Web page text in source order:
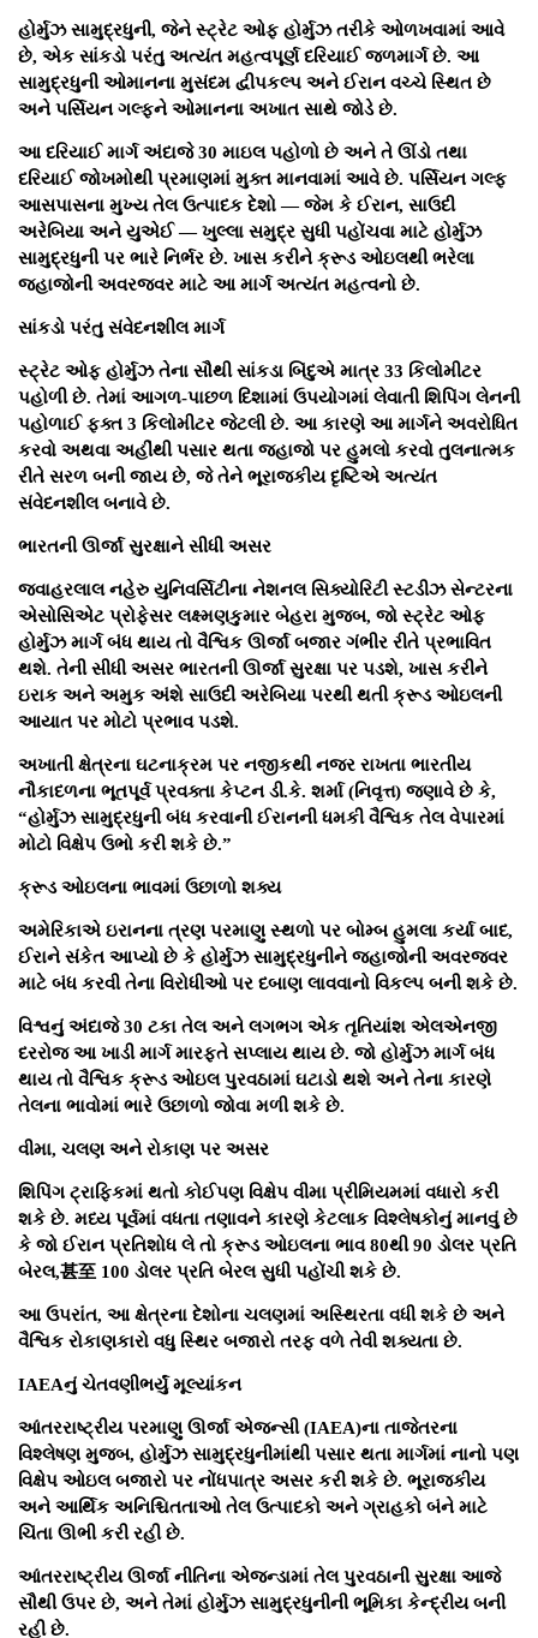
હોર્મુઝ સામુદ્રધુની, જેને સ્ટ્રેટ ઓફ હોર્મુઝ તરીકે ઓળખવામાં આવે
છે, એક સાંકડો પરંતુ અત્યંત મહત્વપૂર્ણ દરિયાઈ જળમાર્ગ છે. આ
સામુદ્રધુની ઓમાનના મુસંદમ દ્વીપકલ્પ અને ઈરાન વચ્ચે સ્થિત છે
અને પર્સિયન ગલ્ફને ઓમાનના અખાત સાથે જોડે છે.
આ દરિયાઈ માર્ગ અંદાજે 30 માઇલ પહોળો છે અને તે ઊંડો તથા
દરિયાઈ જોખમોથી પ્રમાણમાં મુક્ત માનવામાં આવે છે. પર્સિયન ગલ્ફ
આસપાસના મુખ્ય તેલ ઉત્પાદક દેશો — જેમ કે ઈરાન, સાઉદી
અરેબિયા અને યુએઈ — ખુલ્લા સમુદ્ર સુધી પહોંચવા માટે હોર્મુઝ
સામુદ્રધુની પર ભારે નિર્ભર છે. ખાસ કરીને ક્રૂડ ઓઇલથી ભરેલા
જહાજોની અવરજવર માટે આ માર્ગ અત્યંત મહત્વનો છે.
સાંકડો પરંતુ સંવેદનશીલ માર્ગ
સ્ટ્રેટ ઓફ હોર્મુઝ તેના સૌથી સાંકડા બિંદુએ માત્ર 33 કિલોમીટર
પહોળી છે. તેમાં આગળ-પાછળ દિશામાં ઉપયોગમાં લેવાતી શિપિંગ લેનની
પહોળાઈ ફક્ત 3 કિલોમીટર જેટલી છે. આ કારણે આ માર્ગને અવરોધિત
કરવો અથવા અહીંથી પસાર થતા જહાજો પર હુમલો કરવો તુલનાત્મક
રીતે સરળ બની જાય છે, જે તેને ભૂરાજકીય દૃષ્ટિએ અત્યંત
સંવેદનશીલ બનાવે છે.
ભારતની ઊર્જા સુરક્ષાને સીધી અસર
જવાહરલાલ નહેરુ યુનિવર્સિટીના નેશનલ સિક્યોરિટી સ્ટડીઝ સેન્ટરના
એસોસિએટ પ્રોફેસર લક્ષ્મણકુમાર બેહરા મુજબ, જો સ્ટ્રેટ ઓફ
હોર્મુઝ માર્ગ બંધ થાય તો વૈશ્વિક ઊર્જા બજાર ગંભીર રીતે પ્રભાવિત
થશે. તેની સીધી અસર ભારતની ઊર્જા સુરક્ષા પર પડશે, ખાસ કરીને
ઇરાક અને અમુક અંશે સાઉદી અરેબિયા પરથી થતી ક્રૂડ ઓઇલની
આયાત પર મોટો પ્રભાવ પડશે.
અખાતી ક્ષેત્રના ઘટનાક્રમ પર નજીકથી નજર રાખતા ભારતીય
નૌકાદળના ભૂતપૂર્વ પ્રવક્તા કેપ્ટન ડી.કે. શર્મા (નિવૃત્ત) જણાવે છે કે,
“હોર્મુઝ સામુદ્રધુની બંધ કરવાની ઈરાનની ધમકી વૈશ્વિક તેલ વેપારમાં
મોટો વિક્ષેપ ઉભો કરી શકે છે.”
ક્રૂડ ઓઇલના ભાવમાં ઉછાળો શક્ય
અમેરિકાએ ઇરાનના ત્રણ પરમાણુ સ્થળો પર બોમ્બ હુમલા કર્યા બાદ,
ઈરાને સંકેત આપ્યો છે કે હોર્મુઝ સામુદ્રધુનીને જહાજોની અવરજવર
માટે બંધ કરવી તેના વિરોધીઓ પર દબાણ લાવવાનો વિકલ્પ બની શકે છે.
વિશ્વનું અંદાજે 30 ટકા તેલ અને લગભગ એક તૃતિયાંશ એલએનજી
દરરોજ આ ખાડી માર્ગ મારફતે સપ્લાય થાય છે. જો હોર્મુઝ માર્ગ બંધ
થાય તો વૈશ્વિક ક્રૂડ ઓઇલ પુરવઠામાં ઘટાડો થશે અને તેના કારણે
તેલના ભાવોમાં ભારે ઉછાળો જોવા મળી શકે છે.
વીમા, ચલણ અને રોકાણ પર અસર
શિપિંગ ટ્રાફિકમાં થતો કોઈપણ વિક્ષેપ વીમા પ્રીમિયમમાં વધારો કરી
શકે છે. મધ્ય પૂર્વમાં વધતા તણાવને કારણે કેટલાક વિશ્લેષકોનું માનવું છે
કે જો ઈરાન પ્રતિશોધ લે તો ક્રૂડ ઓઇલના ભાવ 80થી 90 ડોલર પ્રતિ
બેરલ,甚至 100 ડોલર પ્રતિ બેરલ સુધી પહોંચી શકે છે.
આ ઉપરાંત, આ ક્ષેત્રના દેશોના ચલણમાં અસ્થિરતા વધી શકે છે અને
વૈશ્વિક રોકાણકારો વધુ સ્થિર બજારો તરફ વળે તેવી શક્યતા છે.
IAEAનું ચેતવણીભર્યું મૂલ્યાંકન
આંતરરાષ્ટ્રીય પરમાણુ ઊર્જા એજન્સી (IAEA)ના તાજેતરના
વિશ્લેષણ મુજબ, હોર્મુઝ સામુદ્રધુનીમાંથી પસાર થતા માર્ગમાં નાનો પણ
વિક્ષેપ ઓઇલ બજારો પર નોંધપાત્ર અસર કરી શકે છે. ભૂરાજકીય
અને આર્થિક અનિશ્ચિતતાઓ તેલ ઉત્પાદકો અને ગ્રાહકો બંને માટે
ચિંતા ઊભી કરી રહી છે.
આંતરરાષ્ટ્રીય ઊર્જા નીતિના એજન્ડામાં તેલ પુરવઠાની સુરક્ષા આજે
સૌથી ઉપર છે, અને તેમાં હોર્મુઝ સામુદ્રધુનીની ભૂમિકા કેન્દ્રીય બની
રહી છે.